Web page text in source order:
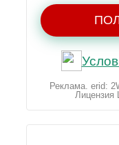
Реклама. erid: